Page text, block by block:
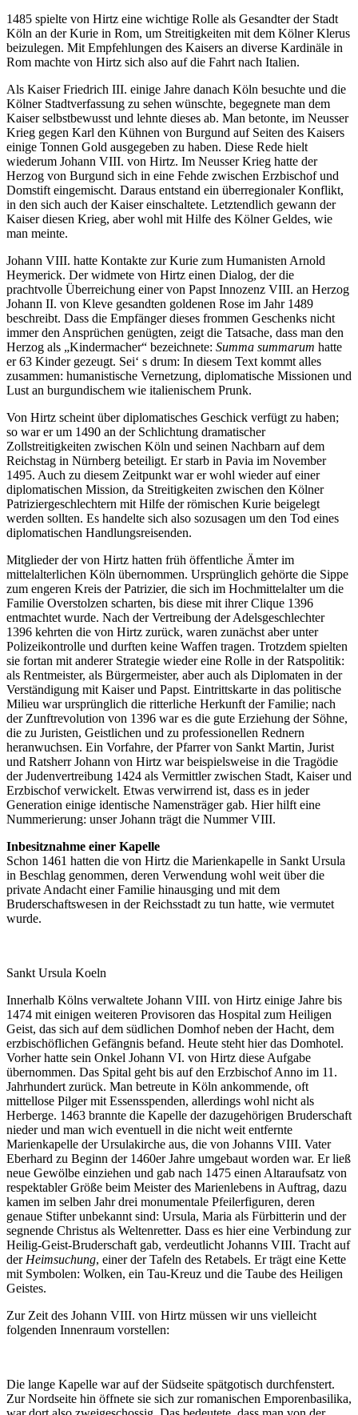
1485 spielte von Hirtz eine wichtige Rolle als Gesandter der Stadt
Köln an der Kurie in Rom, um Streitigkeiten mit dem Kölner Klerus
beizulegen. Mit Empfehlungen des Kaisers an diverse Kardinäle in
Rom machte von Hirtz sich also auf die Fahrt nach Italien.
Als Kaiser Friedrich III. einige Jahre danach Köln besuchte und die
Kölner Stadtverfassung zu sehen wünschte, begegnete man dem
Kaiser selbstbewusst und lehnte dieses ab. Man betonte, im Neusser
Krieg gegen Karl den Kühnen von Burgund auf Seiten des Kaisers
einige Tonnen Gold ausgegeben zu haben. Diese Rede hielt
wiederum Johann VIII. von Hirtz. Im Neusser Krieg hatte der
Herzog von Burgund sich in eine Fehde zwischen Erzbischof und
Domstift eingemischt. Daraus entstand ein überregionaler Konflikt,
in den sich auch der Kaiser einschaltete. Letztendlich gewann der
Kaiser diesen Krieg, aber wohl mit Hilfe des Kölner Geldes, wie
man meinte.
Johann VIII. hatte Kontakte zur Kurie zum Humanisten Arnold
Heymerick. Der widmete von Hirtz einen Dialog, der die
prachtvolle Überreichung einer von Papst Innozenz VIII. an Herzog
Johann II. von Kleve gesandten goldenen Rose im Jahr 1489
beschreibt. Dass die Empfänger dieses frommen Geschenks nicht
immer den Ansprüchen genügten, zeigt die Tatsache, dass man den
Herzog als „Kindermacher“ bezeichnete: Summa summarum hatte
er 63 Kinder gezeugt. Sei‘ s drum: In diesem Text kommt alles
zusammen: humanistische Vernetzung, diplomatische Missionen und
Lust an burgundischem wie italienischem Prunk.
Von Hirtz scheint über diplomatisches Geschick verfügt zu haben;
so war er um 1490 an der Schlichtung dramatischer
Zollstreitigkeiten zwischen Köln und seinen Nachbarn auf dem
Reichstag in Nürnberg beteiligt. Er starb in Pavia im November
1495. Auch zu diesem Zeitpunkt war er wohl wieder auf einer
diplomatischen Mission, da Streitigkeiten zwischen den Kölner
Patriziergeschlechtern mit Hilfe der römischen Kurie beigelegt
werden sollten. Es handelte sich also sozusagen um den Tod eines
diplomatischen Handlungsreisenden.
Mitglieder der von Hirtz hatten früh öffentliche Ämter im
mittelalterlichen Köln übernommen. Ursprünglich gehörte die Sippe
zum engeren Kreis der Patrizier, die sich im Hochmittelalter um die
Familie Overstolzen scharten, bis diese mit ihrer Clique 1396
entmachtet wurde. Nach der Vertreibung der Adelsgeschlechter
1396 kehrten die von Hirtz zurück, waren zunächst aber unter
Polizeikontrolle und durften keine Waffen tragen. Trotzdem spielten
sie fortan mit anderer Strategie wieder eine Rolle in der Ratspolitik:
als Rentmeister, als Bürgermeister, aber auch als Diplomaten in der
Verständigung mit Kaiser und Papst. Eintrittskarte in das politische
Milieu war ursprünglich die ritterliche Herkunft der Familie; nach
der Zunftrevolution von 1396 war es die gute Erziehung der Söhne,
die zu Juristen, Geistlichen und zu professionellen Rednern
heranwuchsen. Ein Vorfahre, der Pfarrer von Sankt Martin, Jurist
und Ratsherr Johann von Hirtz war beispielsweise in die Tragödie
der Judenvertreibung 1424 als Vermittler zwischen Stadt, Kaiser und
Erzbischof verwickelt. Etwas verwirrend ist, dass es in jeder
Generation einige identische Namensträger gab. Hier hilft eine
Nummerierung: unser Johann trägt die Nummer VIII.
Inbesitznahme einer Kapelle
Schon 1461 hatten die von Hirtz die Marienkapelle in Sankt Ursula
in Beschlag genommen, deren Verwendung wohl weit über die
private Andacht einer Familie hinausging und mit dem
Bruderschaftswesen in der Reichsstadt zu tun hatte, wie vermutet
wurde.
Sankt Ursula Koeln
Innerhalb Kölns verwaltete Johann VIII. von Hirtz einige Jahre bis
1474 mit einigen weiteren Provisoren das Hospital zum Heiligen
Geist, das sich auf dem südlichen Domhof neben der Hacht, dem
erzbischöflichen Gefängnis befand. Heute steht hier das Domhotel.
Vorher hatte sein Onkel Johann VI. von Hirtz diese Aufgabe
übernommen. Das Spital geht bis auf den Erzbischof Anno im 11.
Jahrhundert zurück. Man betreute in Köln ankommende, oft
mittellose Pilger mit Essensspenden, allerdings wohl nicht als
Herberge. 1463 brannte die Kapelle der dazugehörigen Bruderschaft
nieder und man wich eventuell in die nicht weit entfernte
Marienkapelle der Ursulakirche aus, die von Johanns VIII. Vater
Eberhard zu Beginn der 1460er Jahre umgebaut worden war. Er ließ
neue Gewölbe einziehen und gab nach 1475 einen Altaraufsatz von
respektabler Größe beim Meister des Marienlebens in Auftrag, dazu
kamen im selben Jahr drei monumentale Pfeilerfiguren, deren
genaue Stifter unbekannt sind: Ursula, Maria als Fürbitterin und der
segnende Christus als Weltenretter. Dass es hier eine Verbindung zur
Heilig-Geist-Bruderschaft gab, verdeutlicht Johanns VIII. Tracht auf
derHeimsuchung, einer der Tafeln des Retabels. Er trägt eine Kette
mit Symbolen: Wolken, ein Tau-Kreuz und die Taube des Heiligen
Geistes.
Zur Zeit des Johann VIII. von Hirtz müssen wir uns vielleicht
folgenden Innenraum vorstellen:
Die lange Kapelle war auf der Südseite spätgotisch durchfenstert.
Zur Nordseite hin öffnete sie sich zur romanischen Emporenbasilika,